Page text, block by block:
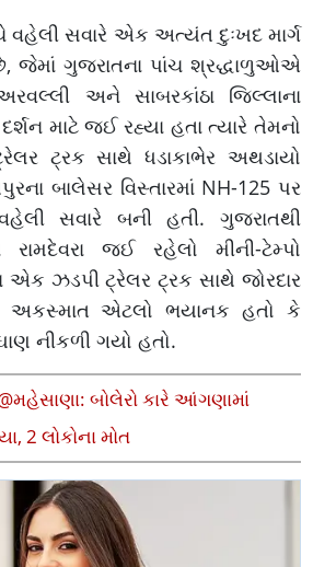
વહેલી સવારે એક અત્યંત દુઃખદ માર્ગ
જેમાં ગુજરાતના પાંચ શ્રદ્ધાળુઓએ
અને સાબરકાંઠા જિલ્લાના
માટે જઈ રહ્યા હતા ત્યારે તેમનો
ટ્રક સાથે ધડાકાભેર અથડાયો
બાલેસર વિસ્તારમાં NH-125 પર
સવારે બની હતી. ગુજરાતથી
જઈ રહેલો મીની-ટેમ્પો
ઝડપી ટ્રેલર ટ્રક સાથે જોરદાર
અકસ્માત એટલો ભયાનક હતો કે
નીકળી ગયો હતો.
બોલેરો કારે આંગણામાં
2 લોકોના મોત